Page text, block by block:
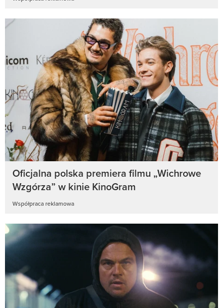
Oficjalna polska premiera filmu „Wichrowe
Wzgórza” w kinie KinoGram
Współpraca reklamowa